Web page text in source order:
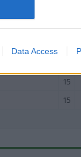
Data Access
15
15
15
15